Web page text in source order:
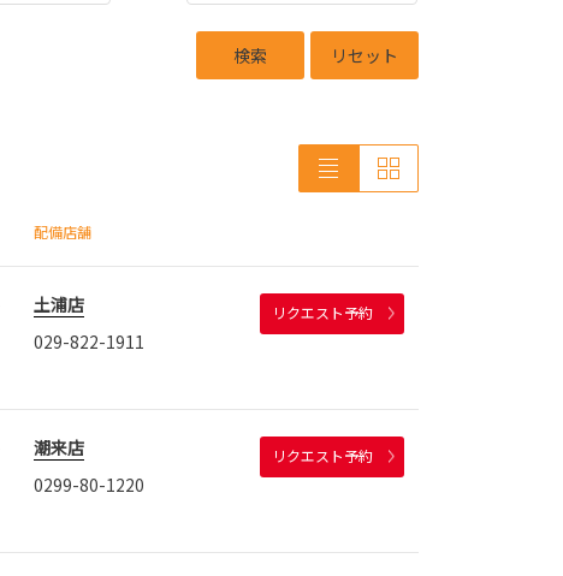
検索 リセット
配備店舗
土浦店
029-822-1911
リクエスト予約
潮来店
0299-80-1220
リクエスト予約